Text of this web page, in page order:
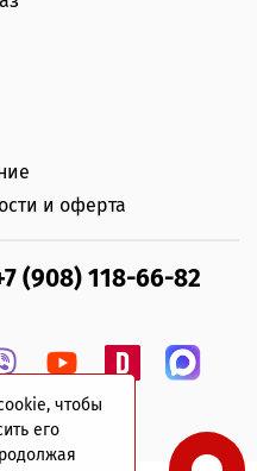
чтобы
его
и оферта
(908) 118-66-82